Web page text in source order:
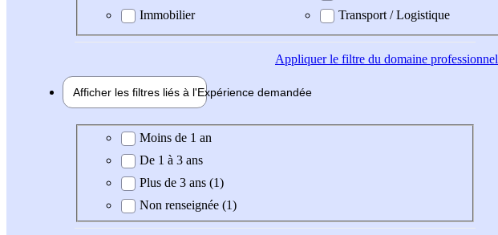
Immobilier
Transport / Logistique
Appliquerle filtre du domaine professionnel
Afficher les filtres liés à l'Expérience demandée
Expérience demandée
Moins de 1 an
De 1 à 3 ans
Plus de 3 ans (1)
Non renseignée (1)